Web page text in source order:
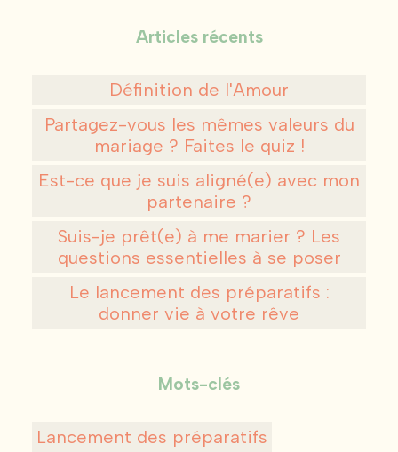
Articles récents
Définition de l'Amour
Partagez-vous les mêmes valeurs du
mariage ? Faites le quiz !
Est-ce que je suis aligné(e) avec mon
partenaire ?
Suis-je prêt(e) à me marier ? Les
questions essentielles à se poser
Le lancement des préparatifs :
donner vie à votre rêve
Mots-clés
Lancement des préparatifs